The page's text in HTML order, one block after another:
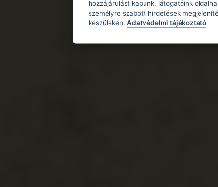
hozzájárulást kapunk, látogatóink
személyre szabott hirdetések
készüléken. Adatvédelmi tájékoztató